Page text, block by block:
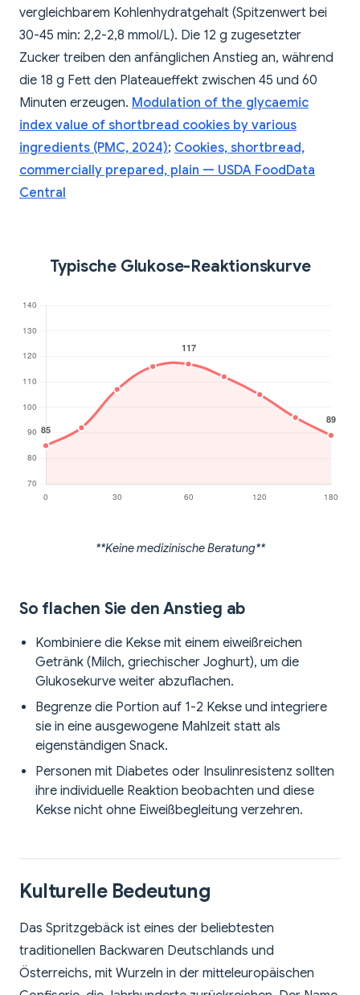
vergleichbarem Kohlenhydratgehalt (Spitzenwert bei
30-45 min: 2,2-2,8 mmol/L). Die 12 g zugesetzter
Zucker treiben den anfänglichen Anstieg an, während
die 18 g Fett den Plateaueffekt zwischen 45 und 60
Minuten erzeugen. Modulation of the glycaemic
index value of shortbread cookies by various
ingredients (PMC, 2024); Cookies, shortbread,
commercially prepared, plain — USDA FoodData
Central
Typische Glukose-Reaktionskurve
**Keine medizinische Beratung**
So flachen Sie den Anstieg ab
Kombiniere die Kekse mit einem eiweißreichen
Getränk (Milch, griechischer Joghurt), um die
Glukosekurve weiter abzuflachen.
Begrenze die Portion auf 1-2 Kekse und integriere
sie in eine ausgewogene Mahlzeit statt als
eigenständigen Snack.
Personen mit Diabetes oder Insulinresistenz sollten
ihre individuelle Reaktion beobachten und diese
Kekse nicht ohne Eiweißbegleitung verzehren.
Kulturelle Bedeutung
Das Spritzgebäck ist eines der beliebtesten
traditionellen Backwaren Deutschlands und
Österreichs, mit Wurzeln in der mitteleuropäischen